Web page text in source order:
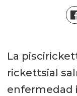
La
rickettsial
enfermedad